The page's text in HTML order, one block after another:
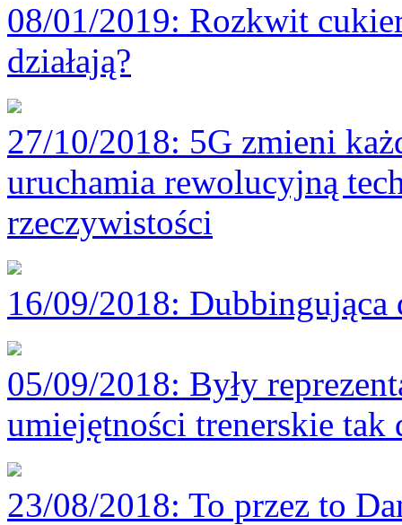
08/01/2019: Rozkwit
działają?
27/10/2018: 5G zmieni
uruchamia rewolucyjną
rzeczywistości
16/09/2018: Dubbingująca
05/09/2018: Były
umiejętności trenerskie tak
23/08/2018: To przez to